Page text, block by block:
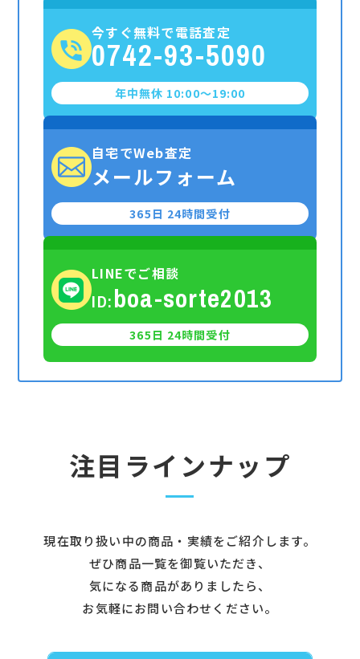
今すぐ無料で電話査定
0742-93-5090
年中無休 10:00〜19:00
自宅でWeb査定
メールフォーム
365日 24時間受付
LINEでご相談
ID:boa-sorte2013
365日 24時間受付
注目ラインナップ
現在取り扱い中の商品・実績をご紹介します。
ぜひ商品一覧を御覧いただき、
気になる商品がありましたら、
お気軽にお問い合わせください。